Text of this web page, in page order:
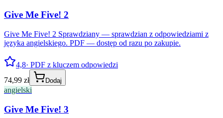
Give Me Five! 2
Give Me Five! 2 Sprawdziany — sprawdzian z odpowiedziami z
języka angielskiego. PDF — dostęp od razu po zakupie.
4,8· PDF z kluczem odpowiedzi
74,99 zł
Dodaj
angielski
Give Me Five! 3